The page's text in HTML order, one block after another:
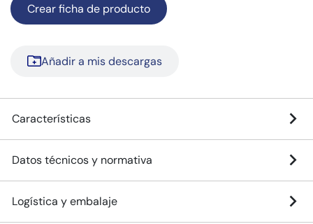
Crear ficha de producto
Añadir a mis descargas
Características
Datos técnicos y normativa
Logística y embalaje